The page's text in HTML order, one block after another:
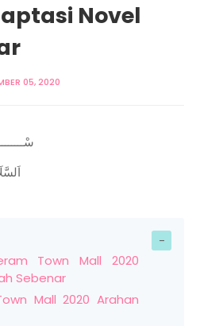
Novel
05, 2020
Town Mall 2020
Sebenar
Mall 2020 Arahan